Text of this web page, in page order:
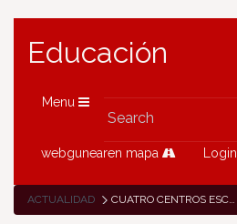
Educación
Menu
webgunearen mapa Login
ACTUALIDAD CUATRO CENTROS ESCOLARES NAVARROS PARTICIPAN EN LAS JORNADAS EDUCATIVAS SOBRE ESCUELAS EMBAJADORAS DEL PARLAMENTO EUROPEO